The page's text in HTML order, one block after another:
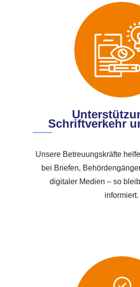
Schriftverkehr
Unsere Betreuungskräfte
bei Briefen,
digitaler Medien – so
informiert.